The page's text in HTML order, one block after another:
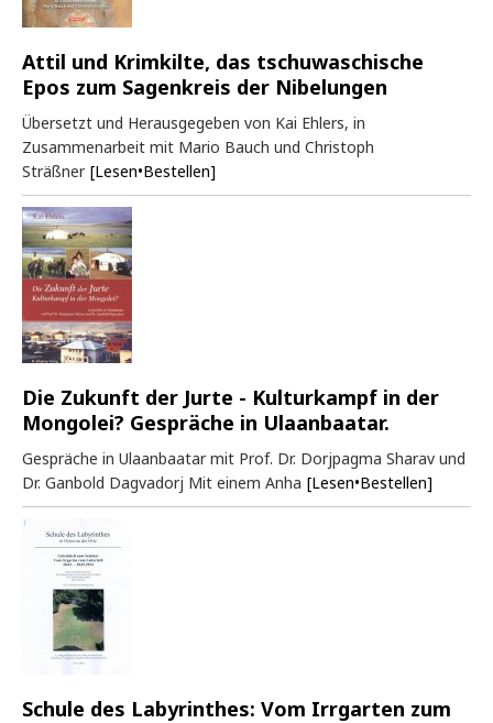
Attil und Krimkilte, das tschuwaschische
Epos zum Sagenkreis der Nibelungen
Übersetzt und Herausgegeben von Kai Ehlers, in
Zusammenarbeit mit Mario Bauch und Christoph
Sträßner [Lesen•Bestellen]
Die Zukunft der Jurte - Kulturkampf in der
Mongolei? Gespräche in Ulaanbaatar.
Gespräche in Ulaanbaatar mit Prof. Dr. Dorjpagma Sharav und
Dr. Ganbold Dagvadorj Mit einem Anha [Lesen•Bestellen]
Schule des Labyrinthes: Vom Irrgarten zum